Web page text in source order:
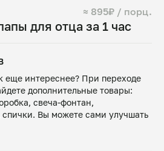
для отца за 1 час
≈ 895₽ / порц.
еще интереснее? При переходе
дополнительные товары:
свеча-фонтан,
спички. Вы можете сами улучшать
молочный ломтик, морковный